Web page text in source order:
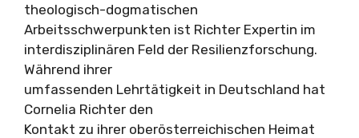
theologisch-dogmatischen
Arbeitsschwerpunkten ist Richter Expertin im
interdisziplinären Feld der Resilienzforschung.
Während ihrer
umfassenden Lehrtätigkeit in Deutschland hat
Cornelia Richter den
Kontakt zu ihrer oberösterreichischen Heimat